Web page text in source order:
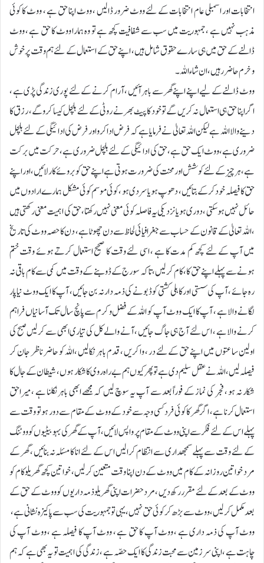
انتخابات اور اسمبلی عام انتخابات کے لئے ووٹ ضرور ڈالیں ، ووٹ اپنا حق ہے ، ووٹ کا کوئی
مذہب نہیں ہے ، جمہوریت میں سب سے شفافیت کچھ ہے تو وہ ہمارا ووٹ کا حق ہے ، ووٹ
ڈالنے کے حق میں ہی سارے حقوق شامل ہیں ، اپنے حق کے استعمال کے لئے ہم وقت پر خوش
وخرم حاضر رہیں ، ان شاءاللہ ۔
ووٹ ڈالنے کے لیے اپنے اپنے گھر سے باہر آئیں ، آرام کرنے کے لئے پوری زندگی پڑی ہے ،
اگر اپنا حق ہی استعمال نہ کریں گے تو خود کا پیٹ بھرنے روٹی کے لئے ہلچل کیسا کرو گے ، رزق کا
دینے والا اللہ ہے لیکن اللہ تعالیٰ نے فرمایا ہے کہ فرض ادا کرو اور فرض کی ادائیگی کے لئے ہلچل
ضروری ہے ، ووٹ ایک حق ہے ، حق کی ادائیگی کے لئے ہلچل ضروری ہے ، حرکت میں برکت
ہے ، ہر چیز کے لئے کوشش اور محنت کی ضرورت ہوتی ہے اپنے حق کو بروئے کار لائیں ، اور اپنے
حق کا فیصلہ خود کر کے بتائیں ، دھوپ ہو یا سردی ہو ، کوئی موسم کوئی مشکل ہمارے ارادوں میں
حائل نہیں ہو سکتی ، دوری ہو یا نزدیکی یہ فاصلہ کوئی معنی نہیں رکھتا ، حق کی اہمیت معنی رکھتی ہیں
، اللہ تعالیٰ کے قانون کے حساب سے جغرافیائی لحاظ سے دن چھوٹا ہے ، دن کا حصہ ووٹ کی تاریخ
میں آپ کے لئے کچھ کم مدت کا ہے ، اسی لئے وقت کا صحیح استعمال کرتے ہوئے وقت ختم
ہونے سے پہلے اپنے حق کا ، کام کرلیں ، تاکہ سورج کے ڈوبنے کے وقت میں کمی سے کام باقی نہ
رہ جائے ، آپ کی سستی اور کاہلی کشتی کو ڈبونے کی ذمہ دار نہ بن جائیں ، آپ کا ایک ووٹ نیا پار
لگانے والا ہے ، آپ کا ایک ووٹ آپ کو اللہ کے فضل و کرم سے پانچ سال تک آسانیاں فراہم
کرنے والا ہے ، اس لئے آج ہی جاگ جائیں ، آنے والے کل کی تیاری ابھی سے کرلیں صبح کی
اولین ساعتوں میں اپنے حق کے لئے در ، وا کریں ، قدم باہر نکالیں ، اللہ کو حاضر ناظر جان کر
فیصلہ لیں ، اللہ نے عقل سلیم دی ہے تو پھر کیوں ہم بے راہ روی کا شکار ہوں ، شیطان کے جال کا
شکار نہ ہو ، فجر کی نماز کے فوراً بعد سے آپ یہ سوچ لیں کہ مجھے ابھی باہر نکلنا ہے ، میراحق
استعمال کرنا ہے ، اگر گھر کا کوئی فرد کسی وجہ سے خود کے ووٹ کے مقام سے دور ہو تو وقت سے
پہلے اس کے لئے فکر سے اپنی ووٹ کے مقام پر واپس لائیں ، آپ کے گھر کی بہو بیٹیوں کو ووٹنگ
کے لئے وقت سے پہلے سمجھداری سے انتظام کرالیں اس کے لئے انا کا مسئلہ نہ بنائیں ، گھر کے
مرد خواتین روزانہ کے کام میں ووٹ کے دن اپنا وقت متعین کرلیں ، خواتین کچھ گھریلو کام کو
ووٹ کے بعد کے لئے مقرر رکھ دیں ، مرد حضرات اپنی گھریلو ذمہ داریوں کو ووٹ کے حق کے
بعد مکمل کرلیں ، ووٹ سے بڑھ کر کوئی حق نہیں ، یہی تو جمہوریت کی سب سے پاکیزہ نشانی ہے ،
ووٹ آپ کی ذمہ داری ہے ، ووٹ آپ کا حق ہے ، ووٹ آپ کا فیصلہ ہے ، ووٹ آپ کی
چاہت ہے ، اپنی سر زمین سے محبت زندگی کا ایک حصّہ ہے ، زندگی کی اہمیت تو یہ بھی ہے کہ ہم